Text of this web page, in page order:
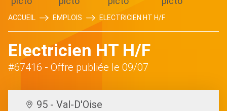
ACCUEIL EMPLOIS ELECTRICIEN HT H/F
Electricien HT H/F
#67416 - Offre publiée le 09/07
95 - Val-D'Oise